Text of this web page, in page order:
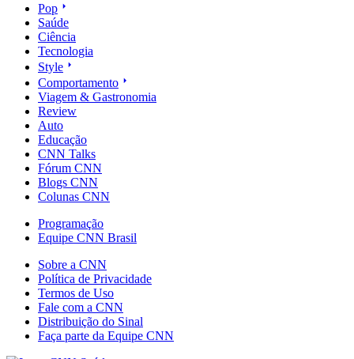
Pop
Saúde
Ciência
Tecnologia
Style
Comportamento
Viagem & Gastronomia
Review
Auto
Educação
CNN Talks
Fórum CNN
Blogs CNN
Colunas CNN
Programação
Equipe CNN Brasil
Sobre a CNN
Política de Privacidade
Termos de Uso
Fale com a CNN
Distribuição do Sinal
Faça parte da Equipe CNN